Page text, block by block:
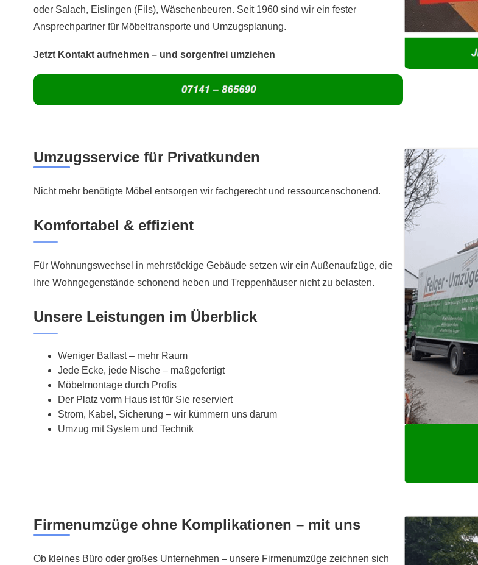
oder Salach, Eislingen (Fils), Wäschenbeuren. Seit 1960 sind wir ein fester
Ansprechpartner für Möbeltransporte und Umzugsplanung.
Jetzt Kontakt aufnehmen – und sorgenfrei umziehen
Umzugsservice für Privatkunden
Nicht mehr benötigte Möbel entsorgen wir fachgerecht und ressourcenschonend.
Komfortabel & effizient
Für Wohnungswechsel in mehrstöckige Gebäude setzen wir ein Außenaufzüge, die
Ihre Wohngegenstände schonend heben und Treppenhäuser nicht zu belasten.
Unsere Leistungen im Überblick
Weniger Ballast – mehr Raum
Jede Ecke, jede Nische – maßgefertigt
Möbelmontage durch Profis
Der Platz vorm Haus ist für Sie reserviert
Strom, Kabel, Sicherung – wir kümmern uns darum
Umzug mit System und Technik
Firmenumzüge ohne Komplikationen – mit uns
Ob kleines Büro oder großes Unternehmen – unsere Firmenumzüge zeichnen sich